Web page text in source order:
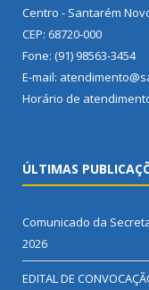
Centro - Santarém
CEP: 68720-000
Fone: (91) 98563-3454
E-mail:
Horário de
ÚLTIMAS
Comunicado da
2026
EDITAL DE